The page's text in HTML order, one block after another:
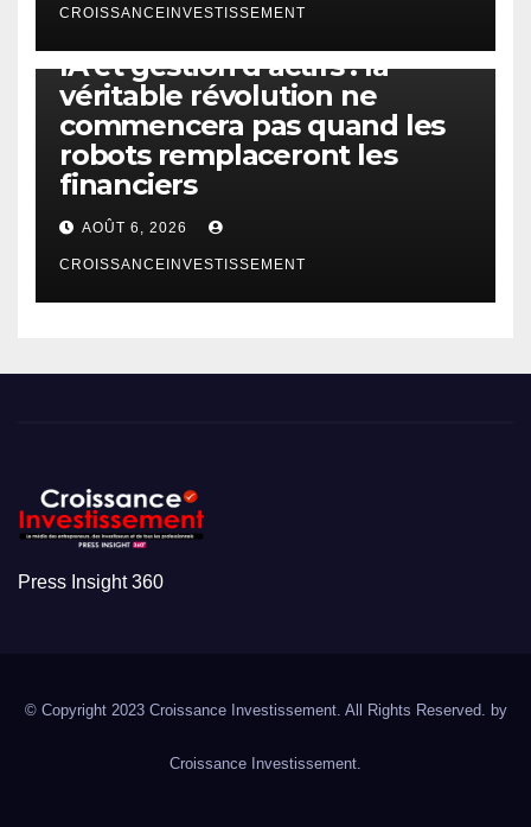
CROISSANCEINVESTISSEMENT
IA et gestion d’actifs : la
véritable révolution ne
commencera pas quand les
robots remplaceront les
financiers
AOÛT 6, 2026
CROISSANCEINVESTISSEMENT
Press Insight 360
© Copyright 2023 Croissance Investissement. All Rights Reserved. by
Croissance Investissement.